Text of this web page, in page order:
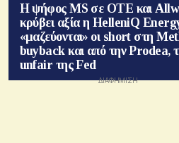
Η ψήφος MS σε ΟΤΕ και
κρύβει αξία η HelleniQ
«μαζεύονται» οι short στη
buyback και από την Prodea,
unfair της Fed